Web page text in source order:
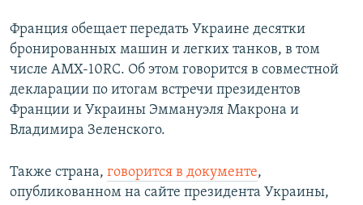
Франция обещает передать Украине десятки
бронированных машин и легких танков, в том
числе AMX-10RC. Об этом говорится в совместной
декларации по итогам встречи президентов
Франции и Украины Эммануэля Макрона и
Владимира Зеленского.
Также страна, говорится в документе,
опубликованном на сайте президента Украины,